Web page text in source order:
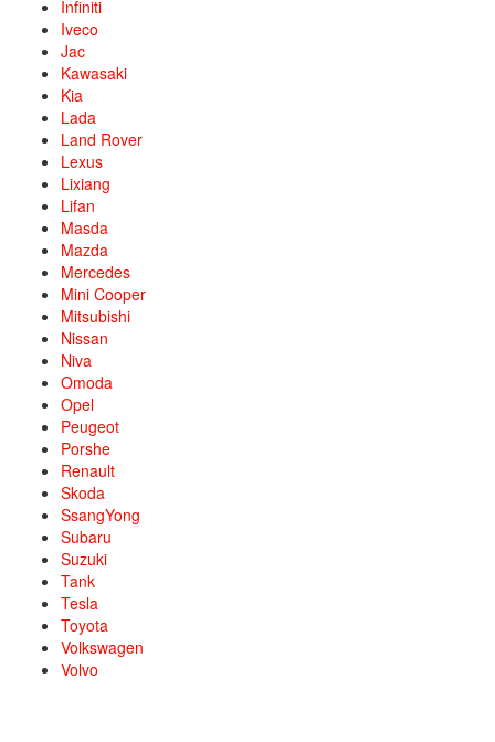
Infiniti
Iveco
Jac
Kawasaki
Kia
Lada
Land Rover
Lexus
Lixiang
Lifan
Masda
Mazda
Mercedes
Mini Cooper
Mitsubishi
Nissan
Niva
Omoda
Opel
Peugeot
Porshe
Renault
Skoda
SsangYong
Subaru
Suzuki
Tank
Tesla
Toyota
Volkswagen
Volvo